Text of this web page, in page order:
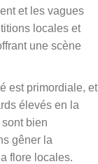
et les vagues
locales et
une scène
est primordiale, et
élevés en la
bien
gêner la
flore locales.